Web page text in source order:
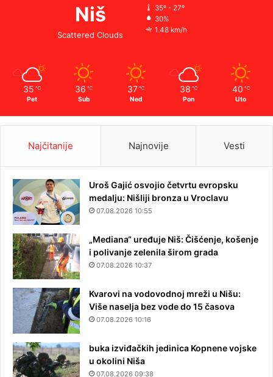
Niš
Scattered Clouds
35º - 27º
30%
1.48 km/h
35 ℃
Pet
36 ℃
Sub
37 ℃
Ned
38 ℃
Pon
40 ℃
Uto
Najčitanije Najnovije Vesti
Uroš Gajić osvojio četvrtu evropsku
medalju: Nišliji bronza u Vroclavu
07.08.2026 10:55
„Mediana“ uređuje Niš: Čišćenje, košenje
i polivanje zelenila širom grada
07.08.2026 10:37
Kvarovi na vodovodnoj mreži u Nišu:
Više naselja bez vode do 15 časova
07.08.2026 10:16
buka izviđačkih jedinica Kopnene vojske
u okolini Niša
07.08.2026 09:38